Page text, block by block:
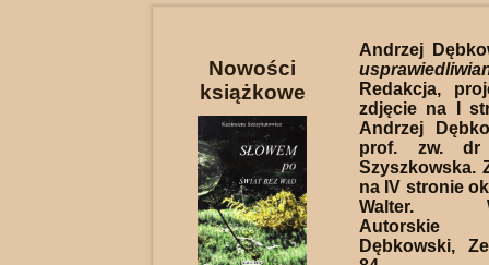
Nowości
książkowe
Andrzej
Redakcja,
zdjęcie na I
Andrzej
prof. zw. dr
Szyszkowska.
na IV stronie
Walter.
Dębkowski,